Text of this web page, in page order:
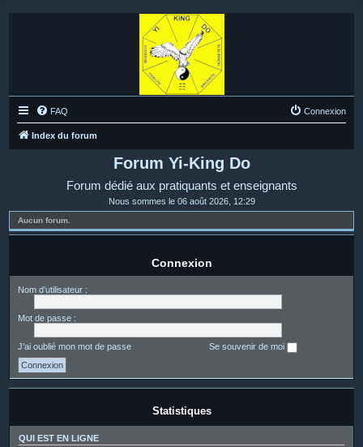
FAQ Connexion
Index du forum
Forum Yi-King Do
Forum dédié aux pratiquants et enseignants
Nous sommes le 06 août 2026, 12:29
Aucun forum.
Connexion
Nom d’utilisateur :
Mot de passe :
J’ai oublié mon mot de passe Se souvenir de moi
Statistiques
QUI EST EN LIGNE